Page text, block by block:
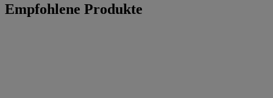
Empfohlene Produkte